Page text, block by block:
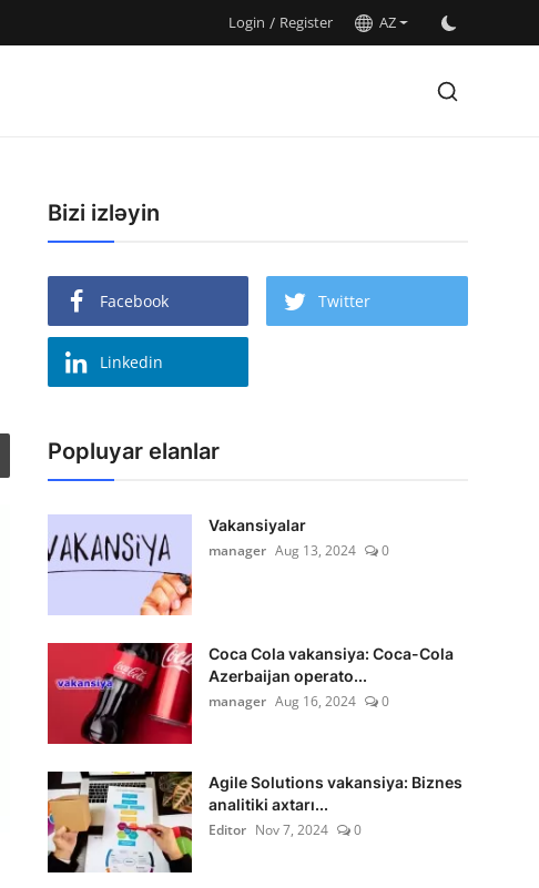
Login / Register AZ
Bizi izləyin
Facebook Twitter
Linkedin
Popluyar elanlar
Vakansiyalar
manager Aug 13, 2024 0
Coca Cola vakansiya: Coca-Cola
Azerbaijan operato...
manager Aug 16, 2024 0
Agile Solutions vakansiya: Biznes
analitiki axtarı...
Editor Nov 7, 2024 0